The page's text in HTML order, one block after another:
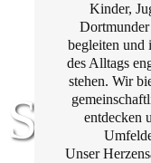
Stern
Kinder,
begleiten und
des Alltags
stehen. Wir
entdecken
Unser